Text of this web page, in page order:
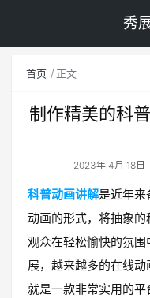
秀
首页 正文
制作精美的科
2023年 4月 18日
科普动画讲解是近年来
动画的形式，将抽象
观众在轻松愉快的氛
展，越来越多的在线
就是一款非常实用的平